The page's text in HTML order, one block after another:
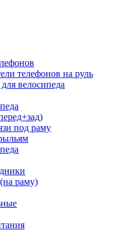
телефонов на руль
велосипеда
под раму
раму)